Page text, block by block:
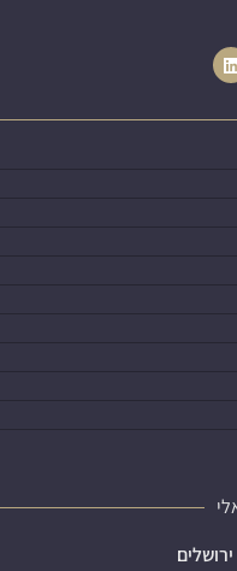
ירושלים